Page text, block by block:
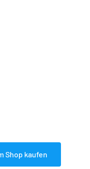
Shop kaufen